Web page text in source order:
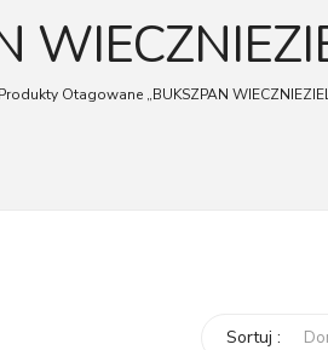
Produkty Otagowane „BUKSZPAN
Sortuj :